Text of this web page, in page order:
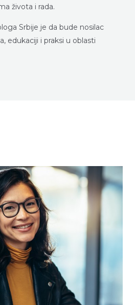
života i rada.
Srbije je da bude nosilac
edukaciji i praksi u oblasti